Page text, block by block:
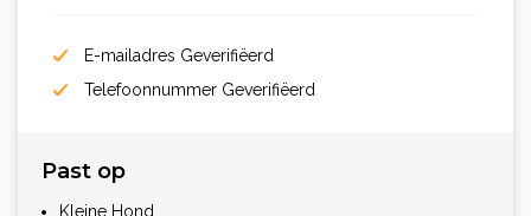
E-mailadres Geverifiëerd
Telefoonnummer Geverifiëerd
Past op
Kleine Hond